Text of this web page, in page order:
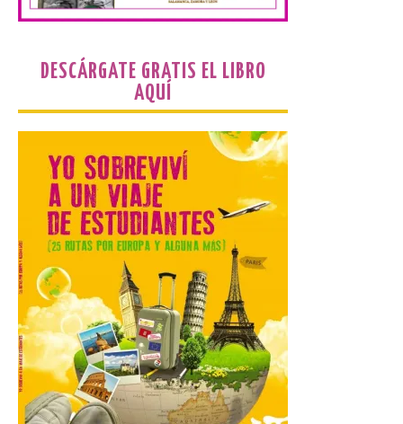
preferente en la comunidad autónoma,
contará con un dispositivo especial de
Gijon prohíbe el baño en
Arbeyal el día del eclipse a
partir de las 19.00 horas.
8 Ago 2026
Incide en que el eclipse se
verá desde múltiples
puntos de la ciudad, por lo
que no será necesario
desplazarse y se
recomienda no acudir a Gijón/Xixón en
coche ni usarlo ese día. Los accesos a
la Campa Torres y La […]
DESCÁRGATE GRATIS EL LIBRO
AQUÍ